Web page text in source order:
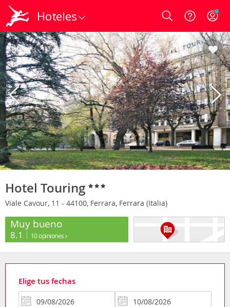
Hoteles Login
Hotel Touring
Viale Cavour, 11 - 44100, Ferrara, Ferrara (Italia)
Muy bueno
8.1 10 opiniones
Elige tus fechas